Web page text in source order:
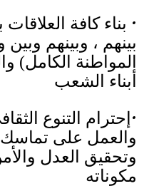
• بناء كافة
بينهم ، وبينهم
المواطنة الكامل)
أبناء الشعب
• إحترام التنوع
والعمل على تماسك
وتحقيق العدل
مكوناته